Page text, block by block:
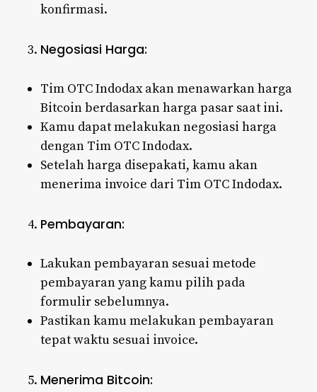
konfirmasi.
Negosiasi Harga:
Tim OTC Indodax akan menawarkan harga
Bitcoin berdasarkan harga pasar saat ini.
Kamu dapat melakukan negosiasi harga
dengan Tim OTC Indodax.
Setelah harga disepakati, kamu akan
menerima invoice dari Tim OTC Indodax.
Pembayaran:
Lakukan pembayaran sesuai metode
pembayaran yang kamu pilih pada
formulir sebelumnya.
Pastikan kamu melakukan pembayaran
tepat waktu sesuai invoice.
Menerima Bitcoin: